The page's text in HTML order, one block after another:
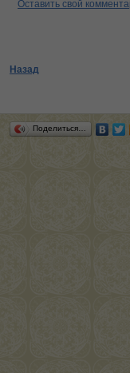
Оставить свой
Назад
Поделиться…